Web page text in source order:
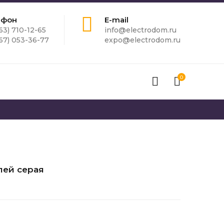
710-12-65
053-36-77
E-mail
info@electrodom.ru
expo@electrodom.ru
0
серая